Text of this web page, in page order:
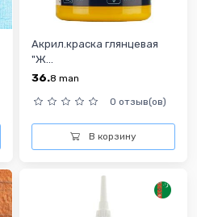
Акрил.краска глянцевая
"Ж...
36.8 man
0 отзыв(ов)
В корзину